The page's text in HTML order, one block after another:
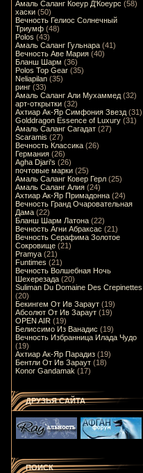
Амаль Саланг Коеур Д'Коеурс (58)
хаски (50)
Вечность Гелиос Солнечный
Триумф (48)
Polos (43)
Амаль Саланг Гульнара (41)
Вечность Аве Мария (40)
Бланш Шарм (36)
Polos Top Gear (35)
Neliapilan (35)
ринг (33)
Амаль Саланг Али Мухаммед (32)
арт-открытки (32)
Ахтиар Ак-Яр Симфония Звезд (31)
Golddragon Essence of Luxury (31)
Амаль Саланг Сагадат (27)
Scaramis (27)
Вечность Классика (26)
Германия (26)
Agha Djari's (26)
почтовые марки (25)
Амаль Саланг Ковер Герл (25)
Амаль Саланг Алия (24)
Ахтиар Ак-Яр Примадонна (24)
Вечность Гранд Очаровательная
Дама (22)
Бланш Шарм Латона (22)
Вечность Агни Абраксас (21)
Вечность Серафима Золотое
Сокровище (21)
Pramya (21)
Funtimes (21)
Вечность Волшебная Ночь
Шехерезада (20)
Suliman Du Domaine Des Crepinettes
(20)
Бекингем От Ив Зараут (19)
Абсолют От Ив Зараут (19)
OPEN AIR (19)
Белиссимо Из Ванадис (19)
Вечность Избранница Илада Чудо
(19)
Ахтиар Ак-Яр Парадиз (19)
Бентли От Ив Зараут (18)
Konor Gandamak (17)
ДРУЗЬЯ САЙТА
ПОИСК